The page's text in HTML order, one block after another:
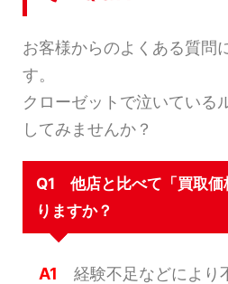
お客様からのよくある質問
す。
クローゼットで泣いている
してみませんか？
Q1 他店と比べて「買取価
りますか？
A1 経験不足などにより